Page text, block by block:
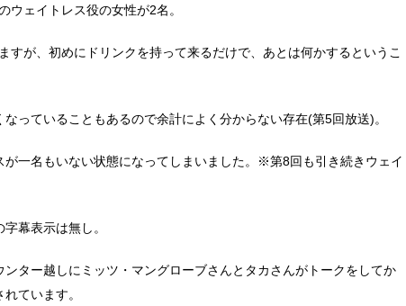
ウェイトレス役の女性が2名。
すが、初めにドリンクを持って来るだけで、あとは何かするというこ
っていることもあるので余計によく分からない存在(第5回放送)。
一名もいない状態になってしまいました。※第8回も引き続きウェイ
幕表示は無し。
ター越しにミッツ・マングローブさんとタカさんがトークをしてか
ています。